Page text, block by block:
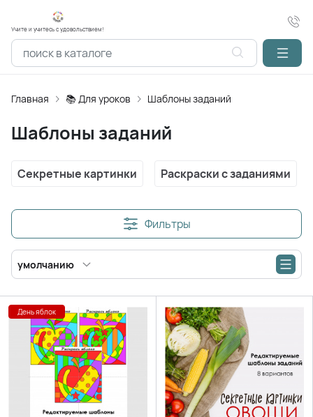
Учите и учитесь с удовольствием!
Главная 📚 Для уроков Шаблоны заданий
Шаблоны заданий
Секретные картинки Раскраски с заданиями
Фильтры
умолчанию
День яблок